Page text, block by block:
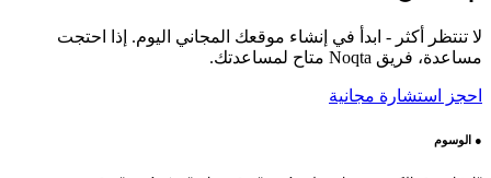
لا تنتظر أكثر - ابدأ في إنشاء موقعك المجاني اليوم. إذا احتجت
مساعدة، فريق Noqta متاح لمساعدتك.
احجز استشارة مجانية
●الوسوم